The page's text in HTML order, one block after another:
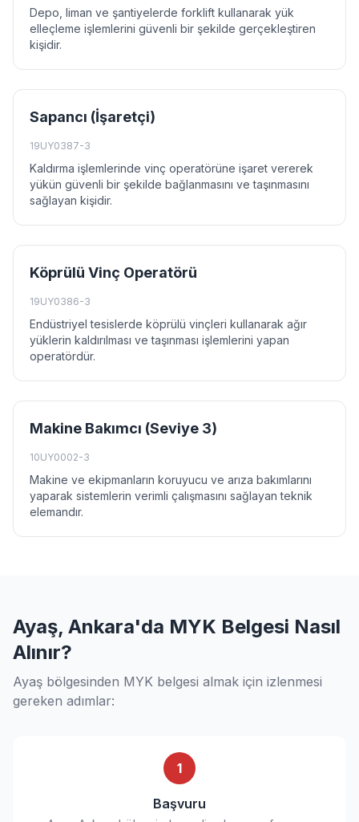
Depo, liman ve şantiyelerde forklift kullanarak yük
elleçleme işlemlerini güvenli bir şekilde gerçekleştiren
kişidir.
Sapancı (İşaretçi)
19UY0387-3
Kaldırma işlemlerinde vinç operatörüne işaret vererek
yükün güvenli bir şekilde bağlanmasını ve taşınmasını
sağlayan kişidir.
Köprülü Vinç Operatörü
19UY0386-3
Endüstriyel tesislerde köprülü vinçleri kullanarak ağır
yüklerin kaldırılması ve taşınması işlemlerini yapan
operatördür.
Makine Bakımcı (Seviye 3)
10UY0002-3
Makine ve ekipmanların koruyucu ve arıza bakımlarını
yaparak sistemlerin verimli çalışmasını sağlayan teknik
elemandır.
Ayaş, Ankara'da MYK Belgesi Nasıl
Alınır?
Ayaş bölgesinden MYK belgesi almak için izlenmesi
gereken adımlar:
1
Başvuru